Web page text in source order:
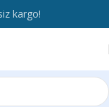
kargo!